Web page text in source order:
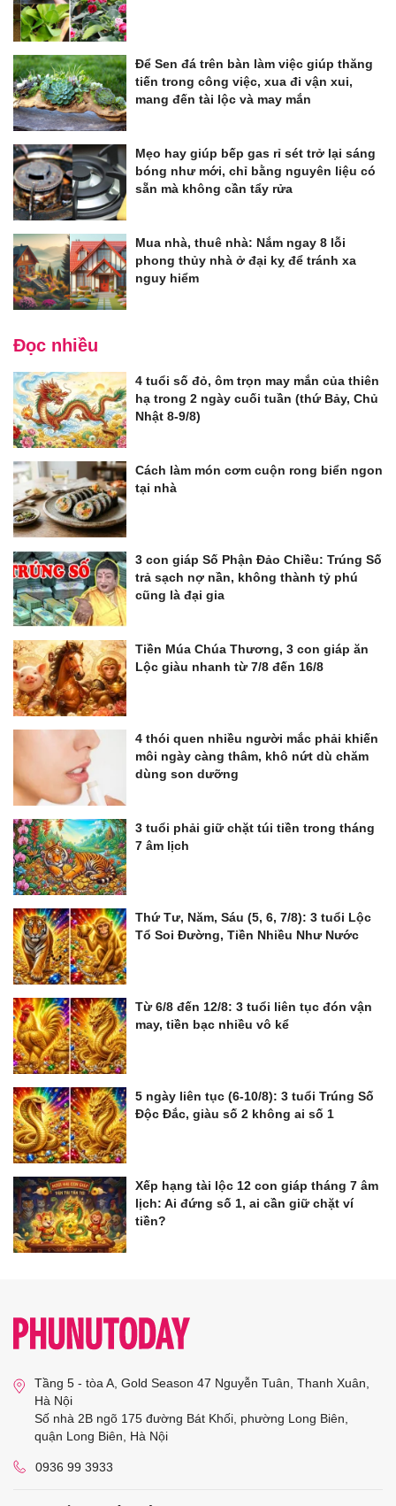
Để Sen đá trên bàn làm việc giúp thăng
tiến trong công việc, xua đi vận xui,
mang đến tài lộc và may mắn
Mẹo hay giúp bếp gas rỉ sét trở lại sáng
bóng như mới, chỉ bằng nguyên liệu có
sẵn mà không cần tẩy rửa
Mua nhà, thuê nhà: Nắm ngay 8 lỗi
phong thủy nhà ở đại kỵ để tránh xa
nguy hiểm
Đọc nhiều
4 tuổi số đỏ, ôm trọn may mắn của thiên
hạ trong 2 ngày cuối tuần (thứ Bảy, Chủ
Nhật 8-9/8)
Cách làm món cơm cuộn rong biển ngon
tại nhà
3 con giáp Số Phận Đảo Chiều: Trúng Số
trả sạch nợ nần, không thành tỷ phú
cũng là đại gia
Tiền Múa Chúa Thương, 3 con giáp ăn
Lộc giàu nhanh từ 7/8 đến 16/8
4 thói quen nhiều người mắc phải khiến
môi ngày càng thâm, khô nứt dù chăm
dùng son dưỡng
3 tuổi phải giữ chặt túi tiền trong tháng
7 âm lịch
Thứ Tư, Năm, Sáu (5, 6, 7/8): 3 tuổi Lộc
Tổ Soi Đường, Tiền Nhiều Như Nước
Từ 6/8 đến 12/8: 3 tuổi liên tục đón vận
may, tiền bạc nhiều vô kể
5 ngày liên tục (6-10/8): 3 tuổi Trúng Số
Độc Đắc, giàu số 2 không ai số 1
Xếp hạng tài lộc 12 con giáp tháng 7 âm
lịch: Ai đứng số 1, ai cần giữ chặt ví
tiền?
Tầng 5 - tòa A, Gold Season 47 Nguyễn Tuân, Thanh Xuân,
Hà Nội
Số nhà 2B ngõ 175 đường Bát Khối, phường Long Biên,
quận Long Biên, Hà Nội
0936 99 3933